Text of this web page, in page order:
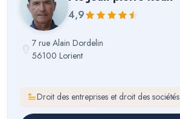
4,9
7 rue Alain Dordelin
56100 Lorient
Droit des entreprises et droit des sociétés